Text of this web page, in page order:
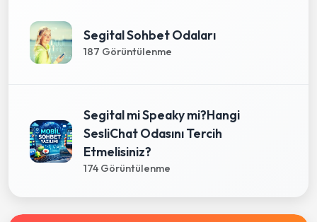
Segital Sohbet Odaları
187 Görüntülenme
Segital mi Speaky mi?Hangi
SesliChat Odasını Tercih
Etmelisiniz?
174 Görüntülenme